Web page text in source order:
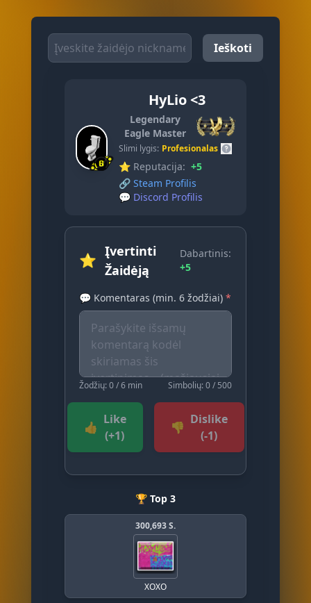
Ieškoti
HyLio <3
Legendary
Eagle Master
Slimi lygis: Profesionalas
⭐ Reputacija: +5
🔗 Steam Profilis
💬 Discord Profilis
⭐ Įvertinti
Žaidėją
Dabartinis:
+5
💬 Komentaras (min. 6 žodžiai) *
Žodžių: 0 / 6 min Simbolių: 0 / 500
👍
Like
(+1)
👎
Dislike
(-1)
🏆 Top 3
300,693 S.
XOXO